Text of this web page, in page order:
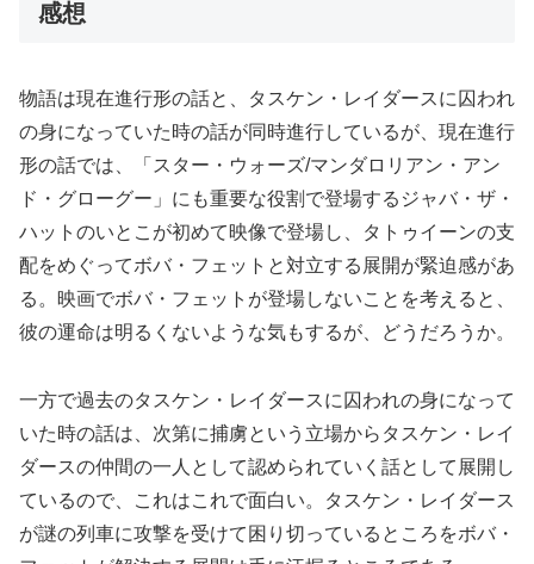
感想
物語は現在進行形の話と、タスケン・レイダースに囚われ
の身になっていた時の話が同時進行しているが、現在進行
形の話では、「スター・ウォーズ/マンダロリアン・アン
ド・グローグー」にも重要な役割で登場するジャバ・ザ・
ハットのいとこが初めて映像で登場し、タトゥイーンの支
配をめぐってボバ・フェットと対立する展開が緊迫感があ
る。映画でボバ・フェットが登場しないことを考えると、
彼の運命は明るくないような気もするが、どうだろうか。
一方で過去のタスケン・レイダースに囚われの身になって
いた時の話は、次第に捕虜という立場からタスケン・レイ
ダースの仲間の一人として認められていく話として展開し
ているので、これはこれで面白い。タスケン・レイダース
が謎の列車に攻撃を受けて困り切っているところをボバ・